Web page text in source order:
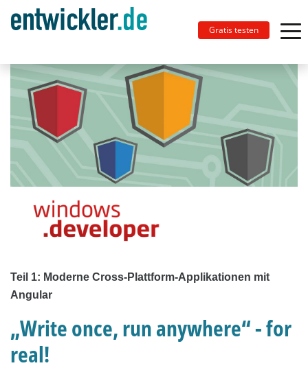
Gratis testen
Teil 1: Moderne Cross-Plattform-Applikationen mit
Angular
„Write once, run anywhere“ - for
real!